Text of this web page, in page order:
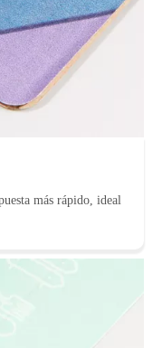
más rápido, ideal